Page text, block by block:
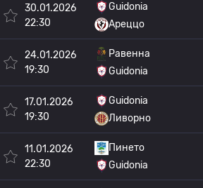
30.01.2026
22:30
Guidonia
Ареццо
24.01.2026
19:30
Равенна
Guidonia
17.01.2026
19:30
Guidonia
Ливорно
11.01.2026
22:30
Пинето
Guidonia